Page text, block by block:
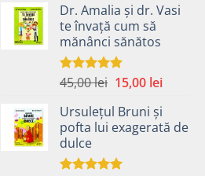
Dr. Amalia și dr. Vasi
te învață cum să
mănânci sănătos
Evaluat la
45,00lei Prețul
a
fost:
15,00 leiPrețul
este:
15,00 lei.
Ursulețul Bruni și
pofta lui exagerată de
dulce